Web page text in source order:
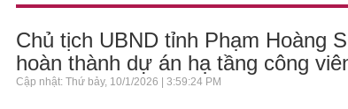
Chủ tịch UBND tỉnh Phạm Hoàng
hoàn thành dự án hạ tầng công
Cập nhật: Thứ bảy, 10/1/2026 | 3:59:24 PM